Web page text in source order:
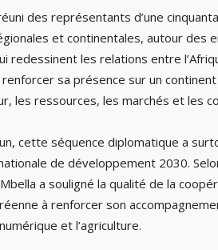
des représentants d’une
et continentales, autour des
redessinent les relations entre
sa présence sur un
les ressources, les marchés et les
cette séquence diplomatique a
de développement 2030.
a souligné la qualité de la
à renforcer son
et l’agriculture.